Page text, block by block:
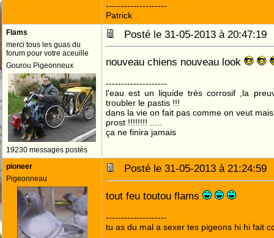
--------------------
Patrick
Flams
merci tous les guas du
forum pour votre aceuille
Gourou Pigeonneux
19230 messages postés
Posté le 31-05-2013 à
nouveau chiens nouveau look
--------------------
l'eau est un liquide très corrosif ,la
troubler le pastis !!!
dans la vie on fait pas comme on veut
prost !!!!!!!! .....
ça ne finira jamais
pioneer
Pigeonneau
Posté le 31-05-2013 à
tout feu toutou flams
--------------------
tu as du mal a sexer tes pigeons hi hi fait